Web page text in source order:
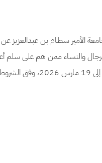
بجامعة الأمير سطام بن
والنساء ممن هم على سلم
على أن يتم التقديم